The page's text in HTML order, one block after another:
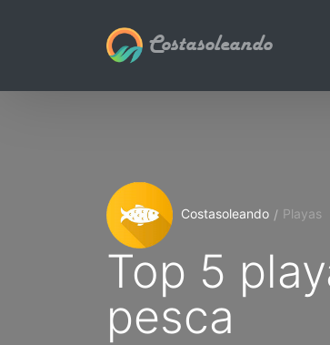
Costasoleando
Costasoleando Playas
Top 5
pesca